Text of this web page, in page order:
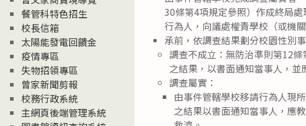
30條第4項規定參照）作成終局
行為人，向議處權責學校（或機
承前，依調查結果劃分校園性別
調查不成立：無防治準則第12
之結果，以書面通知當事人，
調查屬實：
由事件管轄學校移請行為人現
之結果以書面通知當事人，應
News
餐管科特色招生
校長信箱
太陽能發電回饋金
疫情專區
失物招領專區
曾家新聞剪報
校務行政系統
主網頁後端管理系統